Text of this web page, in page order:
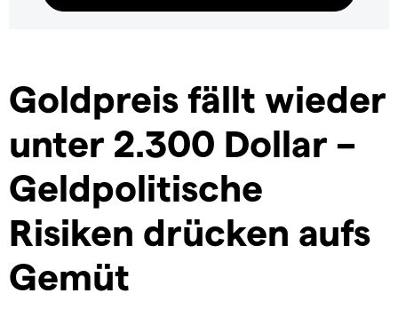
Goldpreis fällt wieder
unter 2.300 Dollar –
Geldpolitische
Risiken drücken aufs
Gemüt